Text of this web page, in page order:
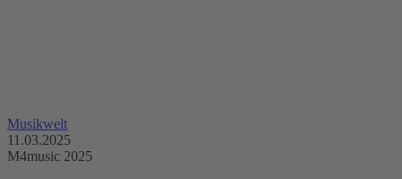
Musikwelt
11.03.2025
M4music 2025